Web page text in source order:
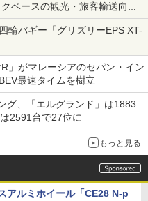
ベースの観光・旅客輸送向け
輪バギー「グリズリーEPS XT-
」がマレーシアのセパン・イン
最速タイムを樹立
グ、「エルグランド」は1883
2591台で27位に
もっと見る
アルミホイール「CE28 N-p